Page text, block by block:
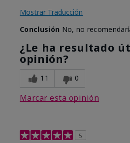
Mostrar Traducción
Conclusión No, no
¿Le ha resultado
opinión?
11 0
Marcar esta opinión
5